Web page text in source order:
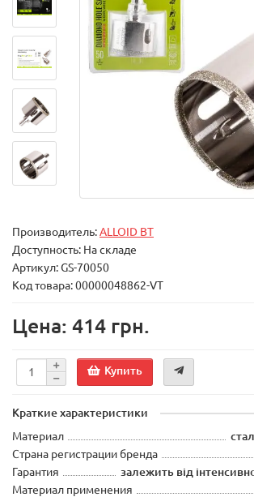
Производитель:ALLOID BT
Доступность: На складе
Артикул: GS-70050
Код товара: 00000048862-VT
Цена: 414 грн.
Купить
Краткие характеристики
Материал
Страна регистрации бренда
Гарантия
залежить від
Материал применения